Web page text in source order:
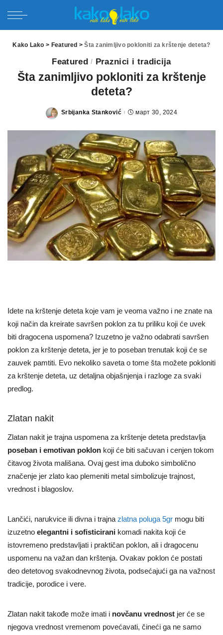
Kako Lako > Featured >Šta zanimljivo pokloniti za krštenje deteta?
Featured Praznici i tradicija
Šta zanimljivo pokloniti za krštenje
deteta?
Posted
Srbijanka Stanković март 30, 2024
Idete na krštenje deteta koje vam je veoma važno i ne znate na
koji način da kreirate savršen poklon za tu priliku koji će uvek
biti dragocena uspomena? Izuzetno je važno odabrati savršen
poklon za krštenje deteta, jer je to poseban trenutak koji će se
zauvek pamtiti. Evo nekoliko saveta o tome šta možete pokloniti
za krštenje deteta, uz detaljna objašnjenja i razloge za svaki
predlog.
Zlatan nakit
Zlatan nakit je trajna uspomena za krštenje deteta predstavlja
poseban i emotivan poklon koji će biti sačuvan i cenjen tokom
čitavog života mališana. Ovaj gest ima duboko simbolično
značenje jer zlato kao plemeniti metal simbolizuje trajnost,
vrednost i blagoslov.
Lančići, narukvice ili divna i trajna zlatna poluga 5gr mogu biti
izuzetno elegantni i sofisticirani komadi nakita koji će
istovremeno predstavljati i praktičan poklon, ali i dragocenu
uspomenu na važan dan krštenja. Ovakav poklon će postati
deo detetovog svakodnevnog života, podsećajući ga na važnost
tradicije, porodice i vere.
Zlatan nakit takođe može imati i novčanu vrednost jer će se
njegova vrednost vremenom povećavati, čineći ga ne samo